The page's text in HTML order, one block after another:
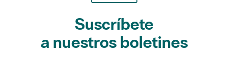
Suscríbete
a nuestros boletines